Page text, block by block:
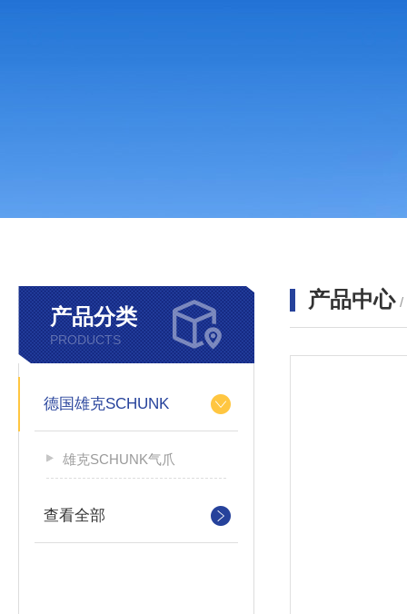
产品分类
PRODUCTS
德国雄克SCHUNK
雄克SCHUNK气爪
查看全部
产品中心 /